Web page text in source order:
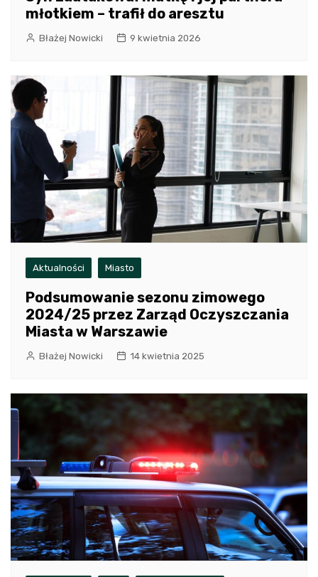
młotkiem – trafił do aresztu
Błażej Nowicki 9 kwietnia 2026
Aktualności Miasto
Podsumowanie sezonu zimowego
2024/25 przez Zarząd Oczyszczania
Miasta w Warszawie
Błażej Nowicki 14 kwietnia 2025